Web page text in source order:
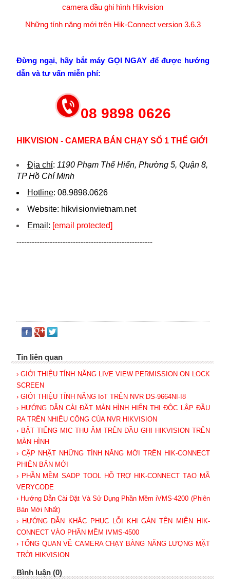
camera đầu ghi hình Hikvision
Những tính năng mới trên Hik-Connect version 3.6.3
Đừng ngại, hãy bắt máy GỌI NGAY để được hướng
dẫn và tư vấn miễn phí:
08 9898 0626
HIKVISION - CAMERA BÁN CHẠY SỐ 1 THẾ GIỚI
Địa chỉ: 1190 Phạm Thế Hiển, Phường 5, Quận 8,
TP Hồ Chí Minh
Hotline: 08.9898.0626
Website: hikvi sionvietnam.net
Email : [email protected]
-----------------------------------------------------
Tin liên quan
› GIỚI THIỆU TÍNH NĂNG LIVE VIEW PERMISSION ON LOCK
SCREEN
› GIỚI THIỆU TÍNH NĂNG IoT TRÊN NVR DS-9664NI-I8
› HƯỚNG DẪN CÀI ĐẶT MÀN HÌNH HIỂN THỊ ĐỘC LẬP ĐẦU
RA TRÊN NHIỀU CỔNG CỦA NVR HIKVISION
› BẬT TIẾNG MIC THU ÂM TRÊN ĐẦU GHI HIKVISION TRÊN
MÀN HÌNH
› CẬP NHẬT NHỮNG TÍNH NĂNG MỚI TRÊN HIK-CONNECT
PHIÊN BẢN MỚI
› PHẦN MỀM SADP TOOL HỖ TRỢ HIK-CONNECT TẠO MÃ
VERYCODE
› Hướng Dẫn Cài Đặt Và Sử Dụng Phần Mềm iVMS-4200 (Phiên
Bản Mới Nhất)
› HƯỚNG DẪN KHẮC PHỤC LỖI KHI GÁN TÊN MIỀN HIK-
CONNECT VÀO PHẦN MỀM IVMS-4500
› TỔNG QUAN VỀ CAMERA CHẠY BẰNG NĂNG LƯỢNG MẶT
TRỜI HIKVISION
Bình luận (0)